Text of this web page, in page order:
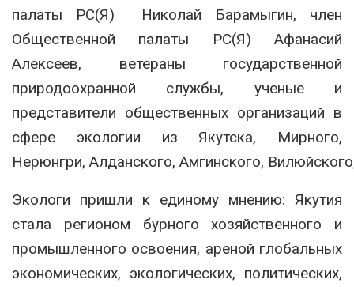
палаты РС(Я) Николай Барамыгин, член
Общественной палаты РС(Я) Афанасий
Алексеев, ветераны государственной
природоохранной службы, ученые и
представители общественных организаций в
сфере экологии из Якутска, Мирного,
Нерюнгри, Алданского, Амгинского,
Экологи пришли к единому мнению: Якутия
стала регионом бурного хозяйственного и
промышленного освоения, ареной глобальных
экономических, экологических, политических,